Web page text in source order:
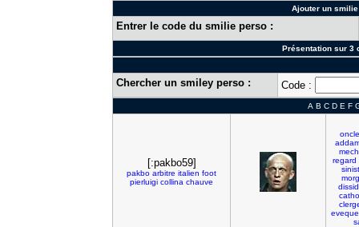
Ajouter un
Entrer le code du smilie perso :
Présentation sur 3
Chercher un smiley perso : Code :
A B C D E F
[:pakbo59]
pakbo arbitre italien foot
pierluigi collina chauve
oncle
regard
catho
eveque